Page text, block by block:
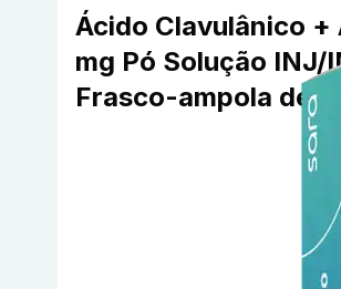
Ácido Clavulânico
mg Pó Solução INJ/
Frasco-ampola de